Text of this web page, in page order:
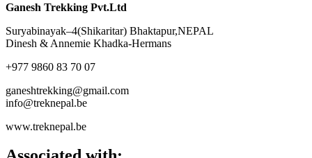
Ganesh Trekking Pvt.Ltd
Suryabinayak–4(Shikaritar) Bhaktapur,NEPAL
Dinesh & Annemie Khadka-Hermans
+977 9860 83 70 07
ganeshtrekking@gmail.com
info@treknepal.be
www.treknepal.be